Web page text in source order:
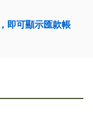
即可顯示匯款帳